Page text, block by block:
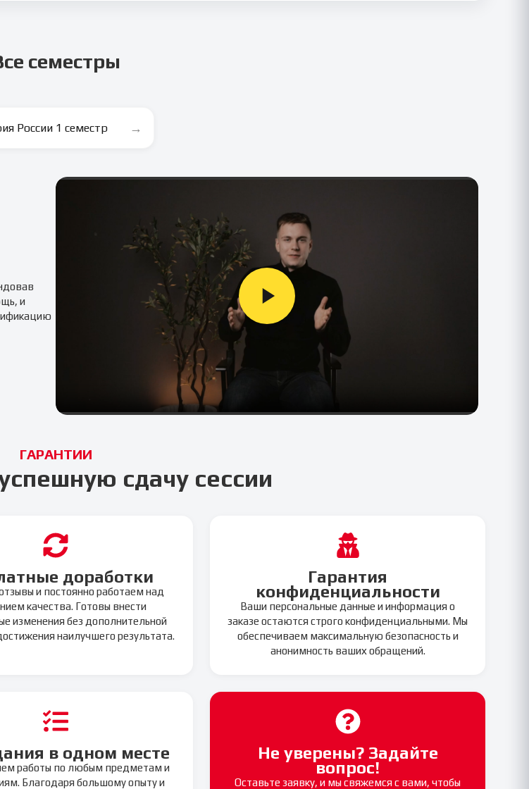
семестры
России 1 семестр →
и
ГАРАНТИИ
сдачу сессии
доработки
и постоянно работаем над
качества. Готовы внести
изменения без дополнительной
наилучшего результата.
Гарантия
конфиденциальности
Ваши персональные данные и информация о
заказе остаются строго конфиденциальными. Мы
обеспечиваем максимальную безопасность и
анонимность ваших обращений.
в одном месте
работы по любым предметам и
Благодаря большому опыту и
Не уверены? Задайте
вопрос!
Оставьте заявку, и мы свяжемся с вами, чтобы